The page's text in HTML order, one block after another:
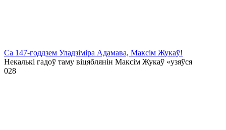
Са 147-годдзем Уладзіміра Адамава, Максім Жукаў!
Некалькі гадоў таму віцяблянін Максім Жукаў «узяўся
028